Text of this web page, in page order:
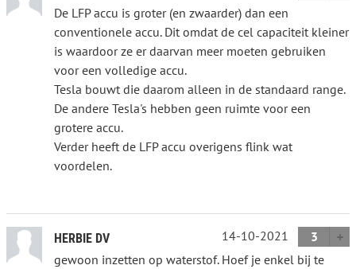
De LFP accu is groter (en zwaarder) dan een
conventionele accu. Dit omdat de cel capaciteit kleiner
is waardoor ze er daarvan meer moeten gebruiken
voor een volledige accu.
Tesla bouwt die daarom alleen in de standaard range.
De andere Tesla's hebben geen ruimte voor een
grotere accu.
Verder heeft de LFP accu overigens flink wat
voordelen.
HERBIE DV 14-10-2021
3
gewoon inzetten op waterstof. Hoef je enkel bij te